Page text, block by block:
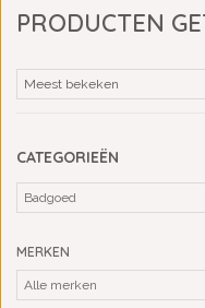
PRODUCTEN
CATEGORIEËN
MERKEN